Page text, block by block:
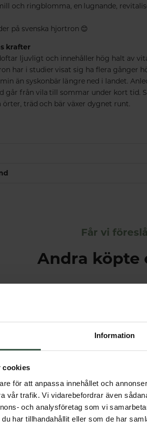
Information
cookies
för att anpassa innehållet och
vår trafik. Vi vidarebefordrar även
och analysföretag som vi
har tillhandahållit eller som de har
och ringblomma, en lugnande,
på svenska hjortron 😊
krafter
ljuvligt och innehåller hög halt av
har i studier visat sig ha flera gånger
än syskonbär längre ned i landet.
går från vila till sommar under kort tid.
träd och bär växer dygnet runt.
Får vi föreslå
Andra köpte
Multi Kollagenpeptider I II III Ekonomipack 2x120k
Essentials
598 kr